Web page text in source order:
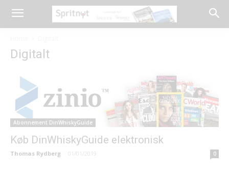
Digitalt
Abonnement DinWhiskyGuide
Køb DinWhiskyGuide elektronisk
Thomas Rydberg 01/01/2019 0